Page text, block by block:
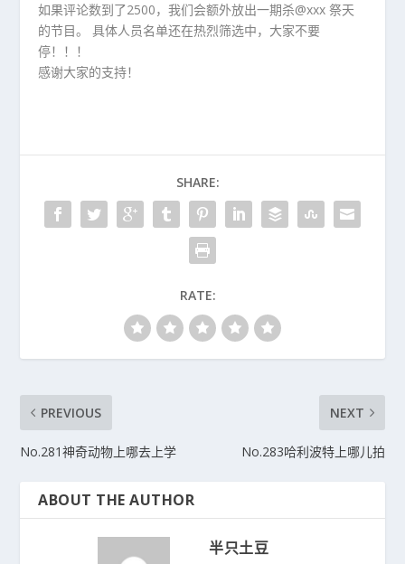
如果评论数到了2500，我们会额外放出一期杀@xxx 祭天
的节目。 具体人员名单还在热烈筛选中，大家不要
停！！！
感谢大家的支持！
SHARE:
RATE:
PREVIOUS
No.281神奇动物上哪去上学
NEXT
No.283哈利波特上哪儿拍
ABOUT THE AUTHOR
半只土豆